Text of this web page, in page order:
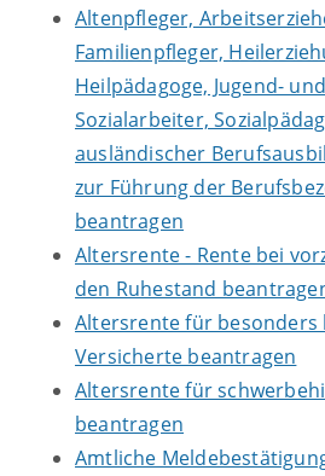
Altenpfleger,
Familienpfleger,
Heilpädagoge, Jugend-
Sozialarbeiter,
ausländischer
zur Führung der
beantragen
Altersrente - Rente bei
den Ruhestand
Altersrente für besonders
Versicherte beantragen
Altersrente für
beantragen
Amtliche